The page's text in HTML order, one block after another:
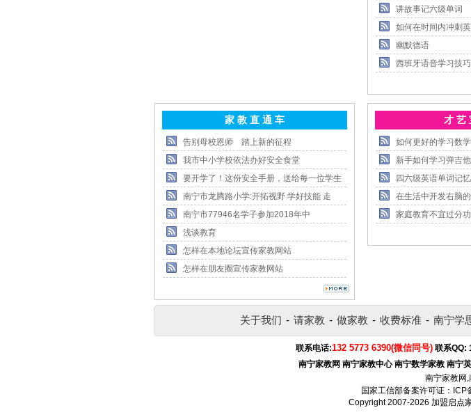
讲故事记六级单词
如何在时间内冲刺
幽默德语
西班牙语音学习技巧
家 教 直 通 车
告别母校恩师 踏上新的征程
我市中小学校依法办好安全食堂
要开学了！这份安全手册，送给每一位学生
南宁市龙腾路小学:开拓视野 学好技能 走
南宁市77946名学子参加2018年中
浅谈教育
怎样在本地论坛宣传家教网站
怎样在朋友圈宣传家教网站
才 艺
如何更好的学习数学
新手如何学习弹吉他
四六级英语单词记
在生活中开发右脑
家庭教育不宜过分
关于我们 - 请家教 - 做家教 - 收费标准 - 南宁学
联系电话:132 5773 6390(微信同号) 联系QQ:
南宁家教网 南宁家教中心 南宁数学家教 南宁
南宁家教网
国家工信部备案许可证： ICP
Copyright 2007-2026 加盟启点